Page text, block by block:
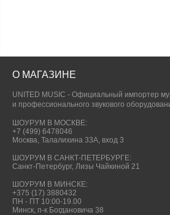
О МАГАЗИНЕ
UNITED MUSIC - Официальный импортер
и профессионального звукового
ШОУРУМ В МОСКВЕ:
+7 (499) 6478046
Москва, Талалихина 33А, вход 3
ШОУРУМ В САНКТ-ПЕТЕРБУРГЕ:
Санкт-Петербург, Лизы Чайкиной 21
ШОУРУМ В МИНСКЕ:
+375 (17) 3880432
ПН - ПТ 10:00-19.00
Минск, п-к Богдановича 38